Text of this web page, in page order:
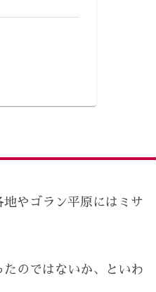
やゴラン平原にはミサ
のではないか、といわ